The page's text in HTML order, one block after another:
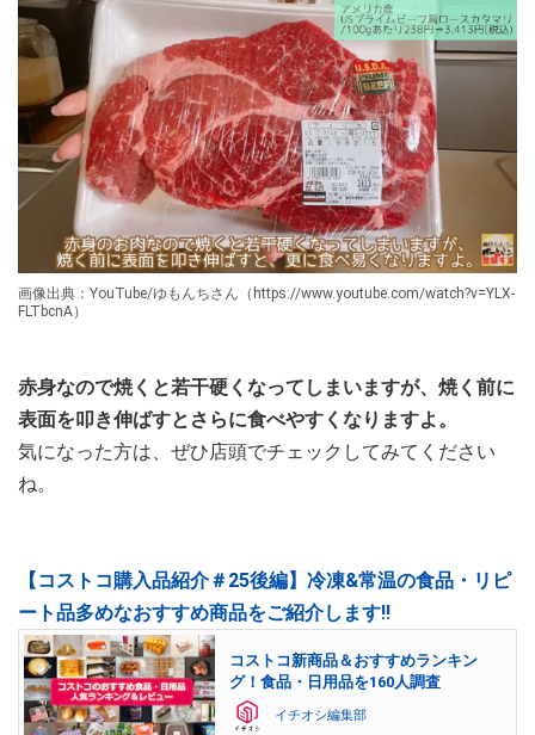
画像出典：YouTube/ゆもんちさん（https://www.youtube.com/watch?v=YLX-
FLTbcnA）
赤身なので焼くと若干硬くなってしまいますが、焼く前に
表面を叩き伸ばすとさらに食べやすくなりますよ。
気になった方は、ぜひ店頭でチェックしてみてください
ね。
【コストコ購入品紹介＃25後編】冷凍&常温の食品・リピ
ート品多めなおすすめ商品をご紹介します!!
コストコ新商品＆おすすめランキン
グ！食品・日用品を160人調査
イチオシ編集部